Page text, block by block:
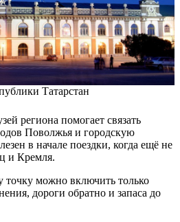
Татарстан
региона помогает связать
Поволжья и городскую
в начале поездки, когда ещё не
и Кремля.
точку можно включить только
дороги обратно и запаса до